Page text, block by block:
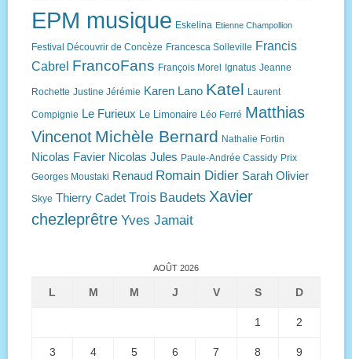
EPM musique Eskelina Etienne Champollion
Festival Découvrir de Concèze Francesca Solleville Francis
Cabrel FrancoFans François Morel Ignatus Jeanne
Rochette Justine Jérémie Karen Lano Katel Laurent
Compignie Le Furieux Le Limonaire Léo Ferré Matthias
Vincenot Michèle Bernard Nathalie Fortin
Nicolas Favier Nicolas Jules Paule-Andrée Cassidy Prix
Georges Moustaki Renaud Romain Didier Sarah Olivier
Skye Thierry Cadet Trois Baudets Xavier
chezleprêtre Yves Jamait
AOÛT 2026
L M M J V S D
1 2
3 4 5 6 7 8 9